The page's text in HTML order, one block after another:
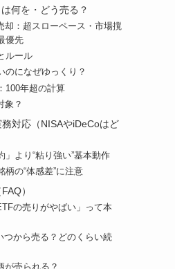
何を・どう売る？
却：超スローペース・市場撹
優先
ルール
のになぜゆっくり？
100年超の計算
象？
対応（NISAやiDeCoはど
」より“粘り強い”基本動作
柄の“体感差”に注意
）
の売りがやばい」って本
つから売る？どのくらい続